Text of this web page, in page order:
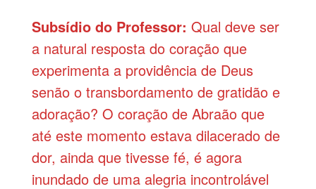
Subsídio do Professor: Qual deve ser
a natural resposta do coração que
experimenta a providência de Deus
senão o transbordamento de gratidão e
adoração? O coração de Abraão que
até este momento estava dilacerado de
dor, ainda que tivesse fé, é agora
inundado de uma alegria incontrolável